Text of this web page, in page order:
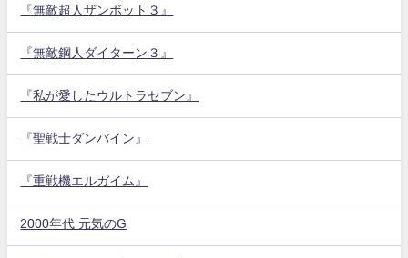
『無敵超人ザンボット３』
『無敵鋼人ダイターン３』
『私が愛したウルトラセブン』
『聖戦士ダンバイン』
『重戦機エルガイム』
2000年代 元気のG